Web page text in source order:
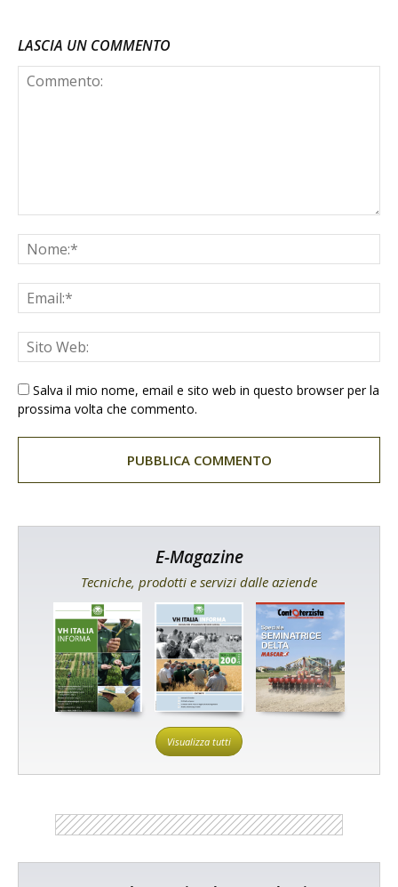
LASCIA UN COMMENTO
Salva il mio nome, email e sito web in questo browser per la
prossima volta che commento.
E-Magazine
Tecniche, prodotti e servizi dalle aziende
Visualizza tutti